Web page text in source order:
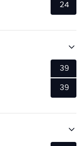
24
39
39